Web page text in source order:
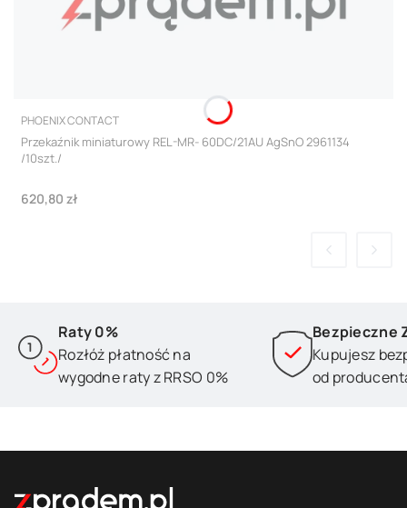
PRODUCENT
PHOENIX CONTACT
Przekaźnik miniaturowy REL-MR- 60DC/21AU AgSnO 2961134
/10szt./
Cena
620,80 zł
Raty 0%
Rozłóż płatność na
wygodne raty z RRSO 0%
Bezpieczne
Kupujesz
od